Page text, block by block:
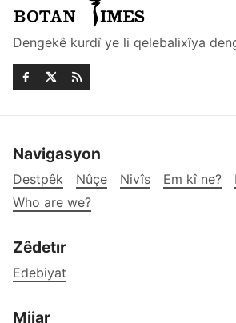
Dengekê kurdî ye li qelebalixîya
Navigasyon
Destpêk Nûçe Nivîs Em kî ne?
Who are we?
Zêdetır
Edebiyat
Mijar